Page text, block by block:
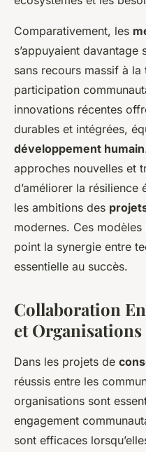
Comparativement, les
s’appuyaient
sans recours massif à
participation
innovations récentes
durables et intégrées,
développement humain
approches nouvelles et
d’améliorer la
les ambitions des
modernes. Ces
point la synergie entre
essentielle au succès.
Collaboration
et Organisations
Dans les projets de
réussis entre les
organisations sont
engagement
sont efficaces